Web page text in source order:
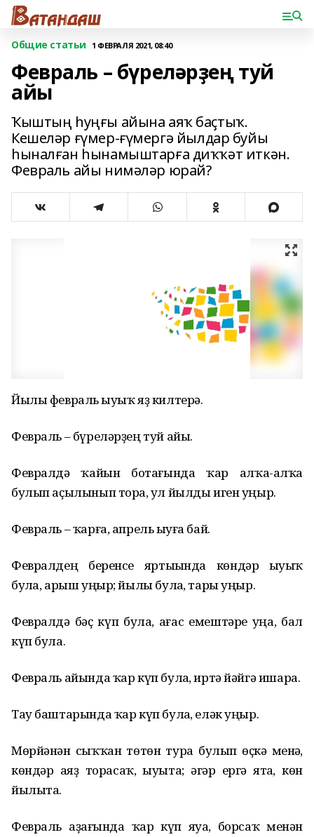
Общие статьи 1 ФЕВРАЛЯ 2021, 08:40
Февраль – бүреләрҙең туй
айы
Ҡыштың һуңғы айына аяҡ баҫтыҡ.
Кешеләр ғүмер-ғүмергә йылдар буйы
һыналған һынамыштарға диҡҡәт иткән.
Февраль айы нимәләр юрай?
Йылы февраль һыуыҡ яҙ килтерә.
Февраль – бүреләрҙең туй айы.
Февралдә ҡайын ботағында ҡар алҡа-алҡа
булып аҫылынып торһа, ул йылды иген уңыр.
Февраль – ҡарға, апрель һыуға бай.
Февралдең беренсе яртыһында көндәр һыуыҡ
булһа, арыш уңыр; йылы булһа, тары уңыр.
Февралдә бәҫ күп булһа, ағас емештәре уңа, бал
күп була.
Февраль айында ҡар күп булһа, иртә йәйгә ишара.
Тау баштарында ҡар күп булһа, еләк уңыр.
Мөрйәнән сыҡҡан төтөн тура булып өҫкә менһә,
көндәр аяҙ торасаҡ, һыуыта; әгәр ергә ятһа, көн
йылыта.
Февраль аҙағында ҡар күп яуһа, борсаҡ менән